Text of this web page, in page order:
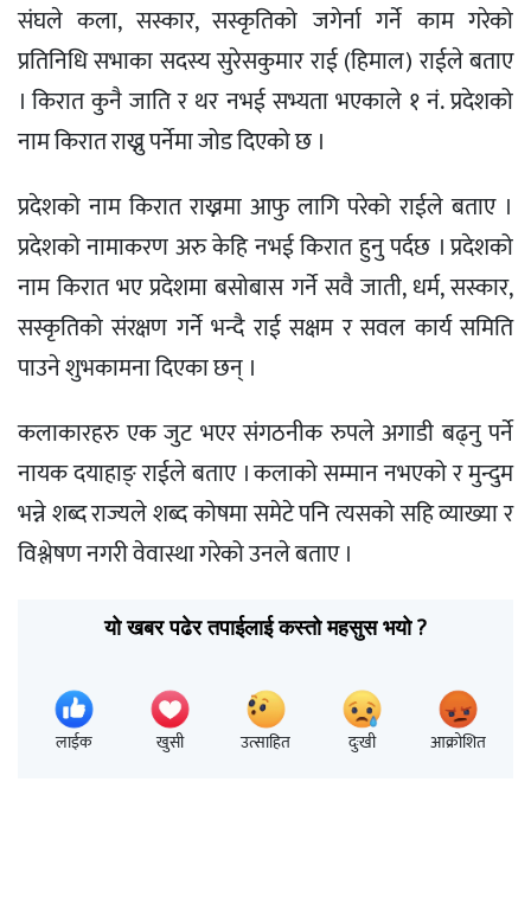
संघले कला, सस्कार, सस्कृतिको जगेर्ना गर्ने काम गरेको
प्रतिनिधि सभाका सदस्य सुरेसकुमार राई (हिमाल) राईले बताए
। किरात कुनै जाति र थर नभई सभ्यता भएकाले १ नं. प्रदेशको
नाम किरात राख्नु पर्नेमा जोड दिएको छ ।
प्रदेशको नाम किरात राख्नमा आफु लागि परेको राईले बताए ।
प्रदेशको नामाकरण अरु केहि नभई किरात हुनु पर्दछ । प्रदेशको
नाम किरात भए प्रदेशमा बसोबास गर्ने सवै जाती, धर्म, सस्कार,
सस्कृतिको संरक्षण गर्ने भन्दै राई सक्षम र सवल कार्य समिति
पाउने शुभकामना दिएका छन् ।
कलाकारहरु एक जुट भएर संगठनीक रुपले अगाडी बढ्नु पर्ने
नायक दयाहाङ् राईले बताए । कलाको सम्मान नभएको र मुन्दुम
भन्ने शब्द राज्यले शब्द कोषमा समेटे पनि त्यसको सहि व्याख्या र
विश्लेषण नगरी वेवास्था गरेको उनले बताए ।
यो खबर पढेर तपाईलाई कस्तो महसुस भयो ?
लाईक खुसी उत्साहित दुःखी आक्रोशित